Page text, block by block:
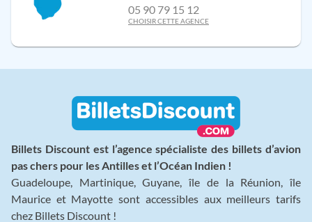
05 90 79 15 12
CHOISIR CETTE AGENCE
Billets Discount est l’agence spécialiste des billets d’avion
pas chers pour les Antilles et l’Océan Indien !
Guadeloupe, Martinique, Guyane, île de la Réunion, île
Maurice et Mayotte sont accessibles aux meilleurs tarifs
chez Billets Discount !